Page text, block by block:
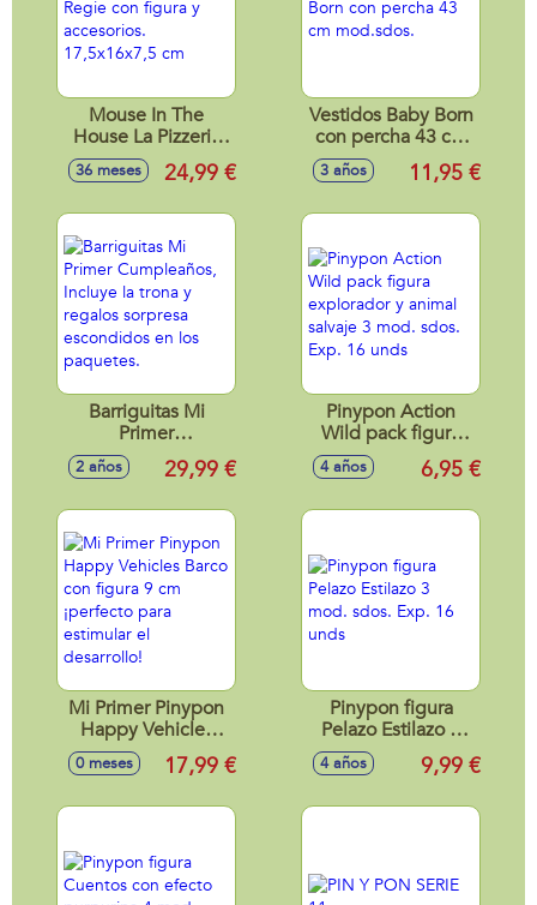
Mouse In The
House La Pizzeria
De Regie con
figura y accesorios.
36 meses 24,99 €
Vestidos Baby Born
con percha 43 cm
mod.sdos.
3 años 11,95 €
Barriguitas Mi
Primer
Cumpleaños,
Incluye la trona y
paquetes.
2 años 29,99 €
Pinypon Action
Wild pack figura
explorador y animal
salvaje 3 mod.
4 años 6,95 €
Mi Primer Pinypon
Happy Vehicles
Barco con figura 9
cm ¡perfecto para
0 meses 17,99 €
Pinypon figura
Pelazo Estilazo 3
mod. sdos. Exp. 16
unds
4 años 9,99 €